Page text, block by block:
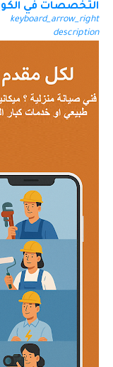
التخصصات في
keyboard_arrow_right
description